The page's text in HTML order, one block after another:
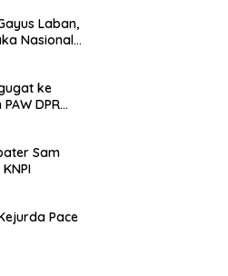
Laban,
Nasional
ke
DPR
Sam
Pace